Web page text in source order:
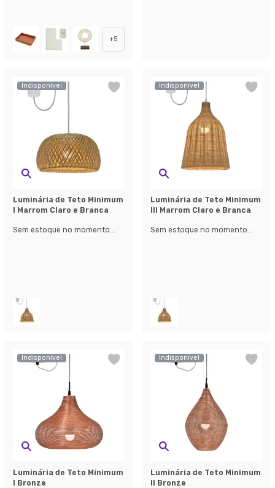
+5
Indisponível
Luminária de Teto Minimum
I Marrom Claro e Branca
Sem estoque no momento...
Indisponível
Luminária de Teto Minimum
III Marrom Claro e Branca
Sem estoque no momento...
Indisponível
Luminária de Teto Minimum
I Bronze
Indisponível
Luminária de Teto Minimum
II Bronze